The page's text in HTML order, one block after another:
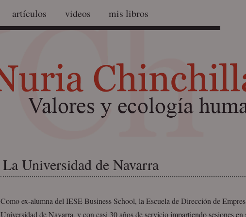
artículos videos mis libros
La Universidad de Navarra
Como ex­-alumna del IESE Business School, la Escuela de Dirección de
Universidad de Navarra, y con casi 30 años de servicio impartiendo sesiones en